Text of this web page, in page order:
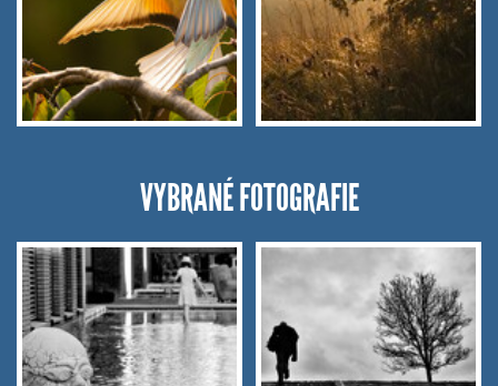
VYBRANÉ FOTOGRAFIE